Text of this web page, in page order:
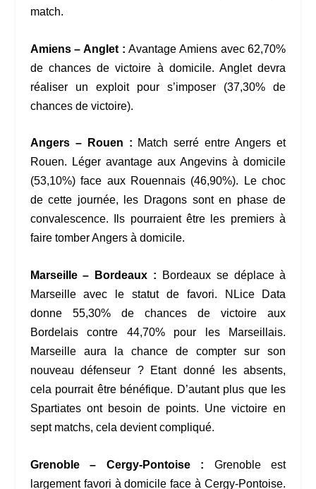
match.
Amiens – Anglet : Avantage Amiens avec 62,70%
de chances de victoire à domicile. Anglet devra
réaliser un exploit pour s’imposer (37,30% de
chances de victoire).
Angers – Rouen : Match serré entre Angers et
Rouen. Léger avantage aux Angevins à domicile
(53,10%) face aux Rouennais (46,90%). Le choc
de cette journée, les Dragons sont en phase de
convalescence. Ils pourraient être les premiers à
faire tomber Angers à domicile.
Marseille – Bordeaux : Bordeaux se déplace à
Marseille avec le statut de favori. NLice Data
donne 55,30% de chances de victoire aux
Bordelais contre 44,70% pour les Marseillais.
Marseille aura la chance de compter sur son
nouveau défenseur ? Etant donné les absents,
cela pourrait être bénéfique. D’autant plus que les
Spartiates ont besoin de points. Une victoire en
sept matchs, cela devient compliqué.
Grenoble – Cergy-Pontoise : Grenoble est
largement favori à domicile face à Cergy-Pontoise.